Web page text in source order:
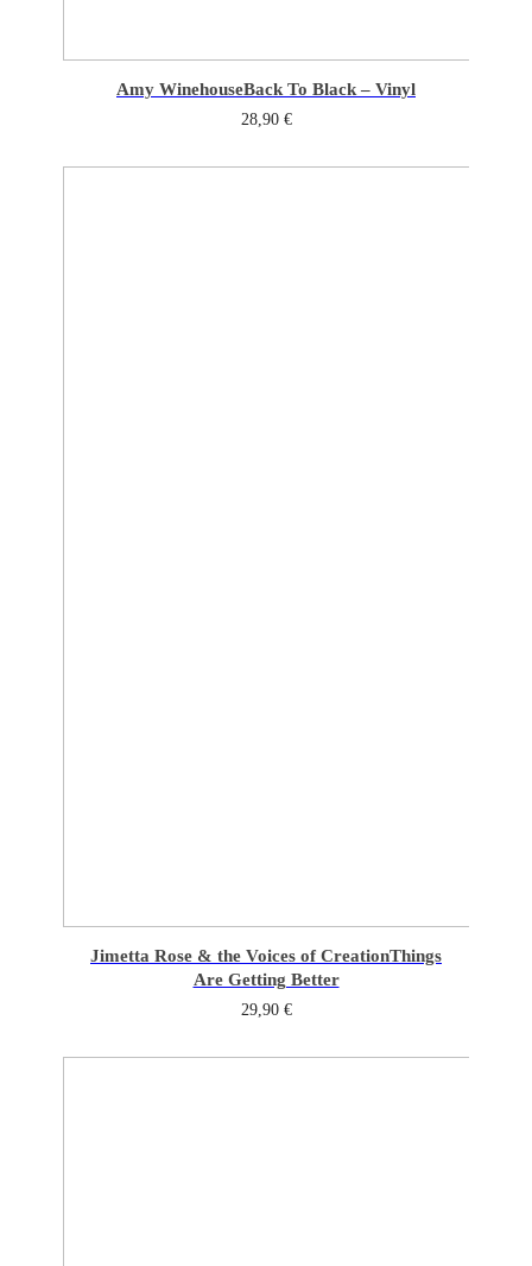
Amy WinehouseBack To Black – Vinyl
28,90 €
Jimetta Rose & the Voices of CreationThings
Are Getting Better
29,90 €